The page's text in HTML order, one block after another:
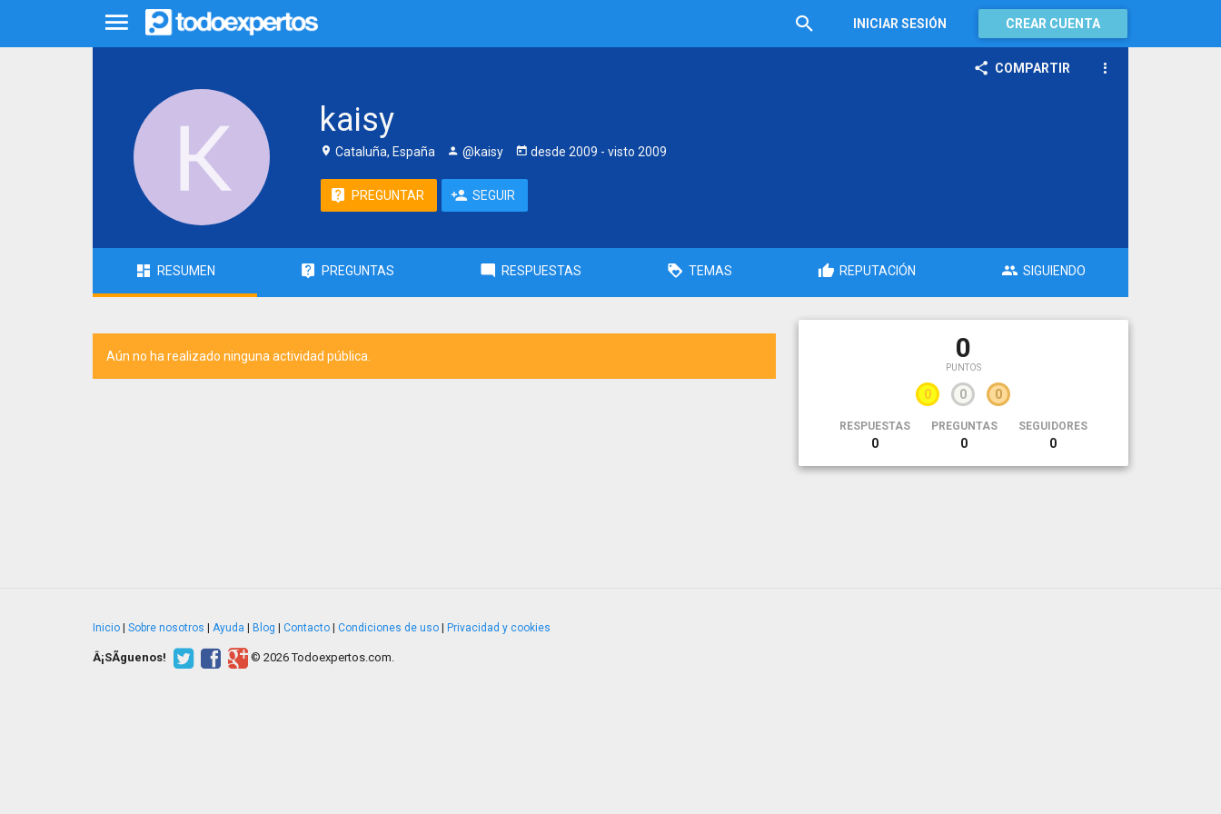
INICIAR SESIÓN CREAR CUENTA
COMPARTIR
kaisy
Cataluña, España @kaisy desde 2009 - visto 2009
PREGUNTAR SEGUIR
RESUMEN PREGUNTAS RESPUESTAS TEMAS REPUTACIÓN SIGUIENDO
Aún no ha realizado ninguna actividad pública. 0
PUNTOS
0 0 0
RESPUESTAS
0
PREGUNTAS
0
SEGUIDORES
0
Inicio Sobre nosotros Ayuda Blog Contacto Condiciones de uso Privacidad y cookies
Â¡SÃ­guenos! © 2026 Todoexpertos.com.